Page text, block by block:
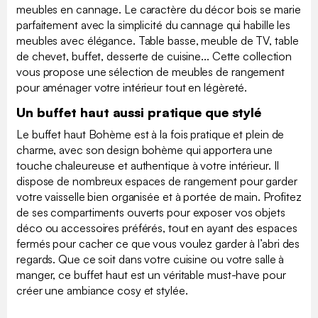
meubles en cannage. Le caractère du décor bois se marie
parfaitement avec la simplicité du cannage qui habille les
meubles avec élégance. Table basse, meuble de TV, table
de chevet, buffet, desserte de cuisine... Cette collection
vous propose une sélection de meubles de rangement
pour aménager votre intérieur tout en légèreté.
Un buffet haut aussi pratique que stylé
Le buffet haut Bohème est à la fois pratique et plein de
charme, avec son design bohème qui apportera une
touche chaleureuse et authentique à votre intérieur. Il
dispose de nombreux espaces de rangement pour garder
votre vaisselle bien organisée et à portée de main. Profitez
de ses compartiments ouverts pour exposer vos objets
déco ou accessoires préférés, tout en ayant des espaces
fermés pour cacher ce que vous voulez garder à l’abri des
regards. Que ce soit dans votre cuisine ou votre salle à
manger, ce buffet haut est un véritable must-have pour
créer une ambiance cosy et stylée.